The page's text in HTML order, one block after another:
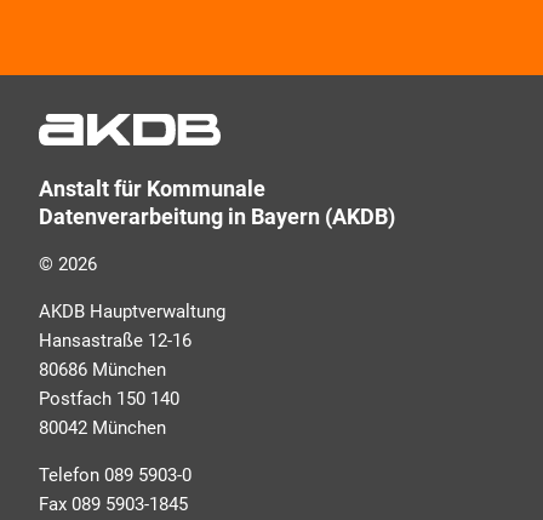
Umfragen in allen Produktbereichen des AKDB
selbstverständlich kostenlos. Aber auch schnell und
ressourcenschonend, eben ganz zeitgemäß digital.
Dafür benötigen wir Ihre Einwilligung, die Sie jederzeit
Anstalt für Kommunale
Datenverarbeitung in Bayern (AKDB)
© 2026
AKDB Hauptverwaltung
Hansastraße 12-16
80686 München
Postfach 150 140
80042 München
Telefon 089 5903-0
Fax 089 5903-1845